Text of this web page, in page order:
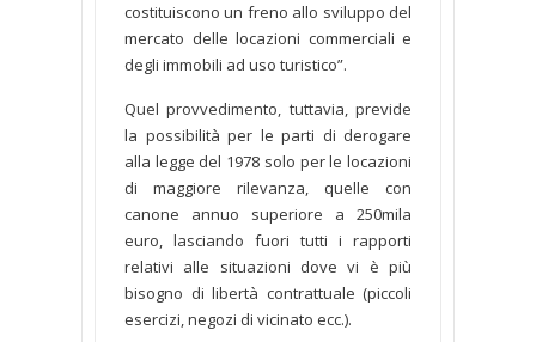
costituiscono un freno allo sviluppo del
mercato delle locazioni commerciali e
degli immobili ad uso turistico”.
Quel provvedimento, tuttavia, previde
la possibilità per le parti di derogare
alla legge del 1978 solo per le locazioni
di maggiore rilevanza, quelle con
canone annuo superiore a 250mila
euro, lasciando fuori tutti i rapporti
relativi alle situazioni dove vi è più
bisogno di libertà contrattuale (piccoli
esercizi, negozi di vicinato ecc.).